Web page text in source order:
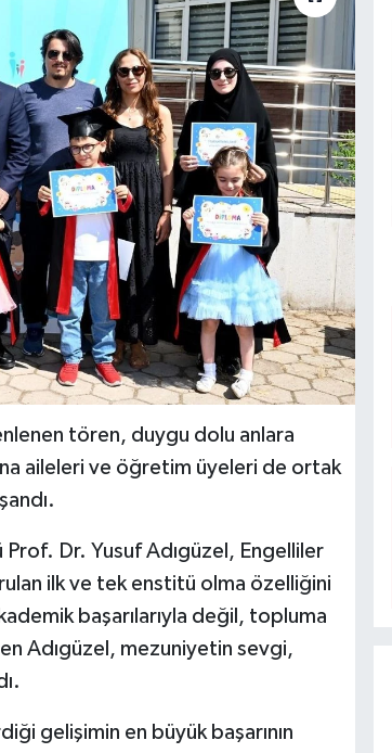
tören, duygu dolu anlara
aileleri ve öğretim üyeleri de ortak
Dr. Yusuf Adıgüzel, Engelliler
ilk ve tek enstitü olma özelliğini
başarılarıyla değil, topluma
Adıgüzel, mezuniyetin sevgi,
gelişimin en büyük başarının